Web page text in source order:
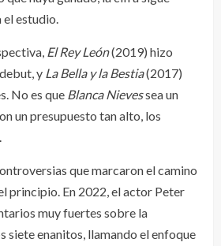
el estudio.
El Rey León(2019) hizo
y La Bella y la Bestia(2017)
No es que Blanca Nievessea un
un presupuesto tan alto, los
que marcaron el camino
principio. En 2022, el actor Peter
muy fuertes sobre la
siete enanitos, llamando el enfoque